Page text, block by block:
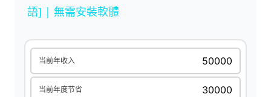
y
V
語] | 無需安裝軟體
当前年收入
当前年度节省